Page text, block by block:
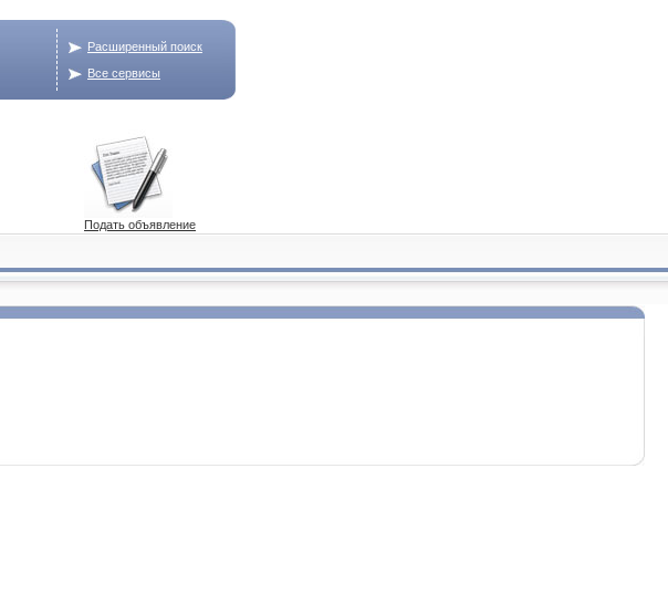
Расширенный поиск
Все сервисы
Подать объявление